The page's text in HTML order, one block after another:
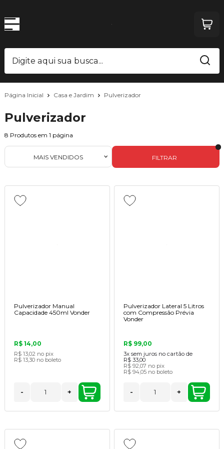
Página Inicial Casa e Jardim Pulverizador
Pulverizador
8 Produtos em 1 página
FILTRAR
MAIS VENDIDOS
Pulverizador Manual
Capacidade 450ml Vonder
R$ 14,00
R$ 13,02 no pix
R$ 13,30 no boleto
- +
Pulverizador Lateral 5 Litros
com Compressão Prévia
Vonder
R$ 99,00
3x sem juros no cartão de
R$ 33,00
R$ 92,07 no pix
R$ 94,05 no boleto
- +